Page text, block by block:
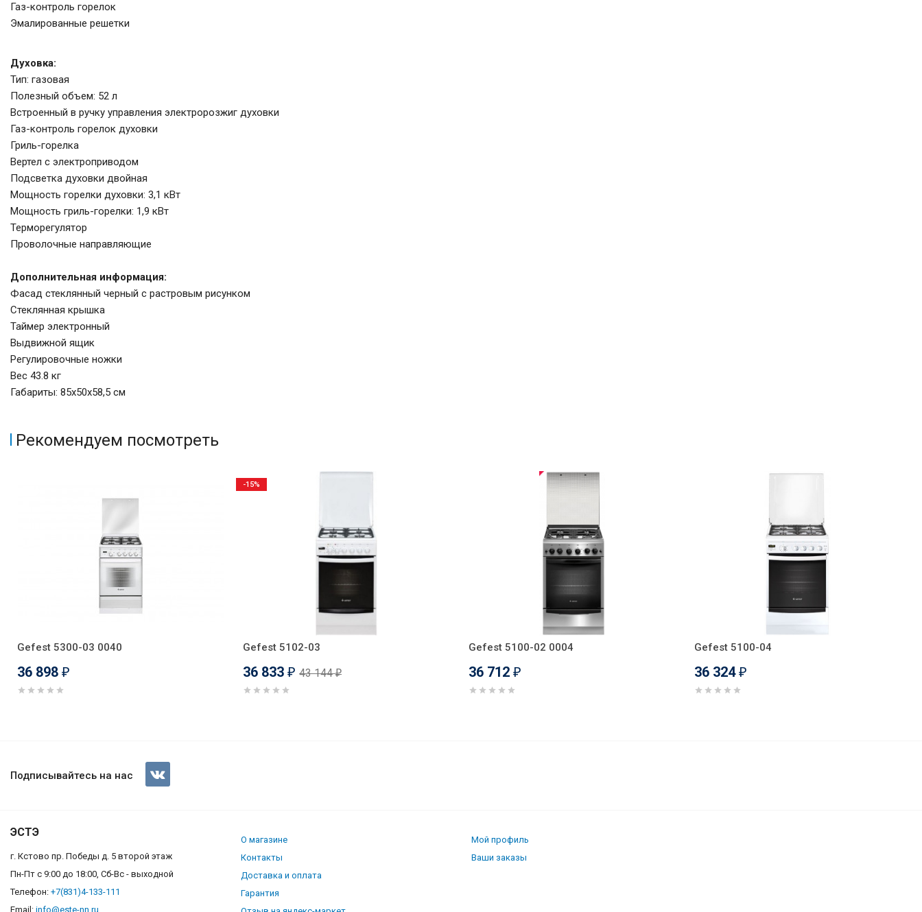
Газ-контроль горелок
Эмалированные решетки
Духовка:
Тип: газовая
Полезный объем: 52 л
Встроенный в ручку управления электророзжиг духовки
Газ-контроль горелок духовки
Гриль-горелка
Вертел с электроприводом
Подсветка духовки двойная
Мощность горелки духовки: 3,1 кВт
Мощность гриль-горелки: 1,9 кВт
Терморегулятор
Проволочные направляющие
Дополнительная информация:
Фасад стеклянный черный с растровым рисунком
Стеклянная крышка
Таймер электронный
Выдвижной ящик
Регулировочные ножки
Вес 43.8 кг
Габариты: 85х50х58,5 см
Рекомендуем посмотреть
Gefest 5300-03 0040
36 898 ₽
Gefest 5102-03
36 833 ₽ 43 144₽
-15%
Gefest 5100-02 0004
36 712 ₽
Gefest 5100-04
36 324 ₽
Газовая плита Gefest 5300-03 0046
Подписывайтесь на нас
ЭСТЭ
г. Кстово пр. Победы д. 5 второй этаж
Пн-Пт с 9:00 до 18:00, Сб-Вс - выходной
Телефон: +7(831)4-133-111
Email: info@este-nn.ru
О магазине
Контакты
Доставка и оплата
Гарантия
Мой профиль
Ваши заказы